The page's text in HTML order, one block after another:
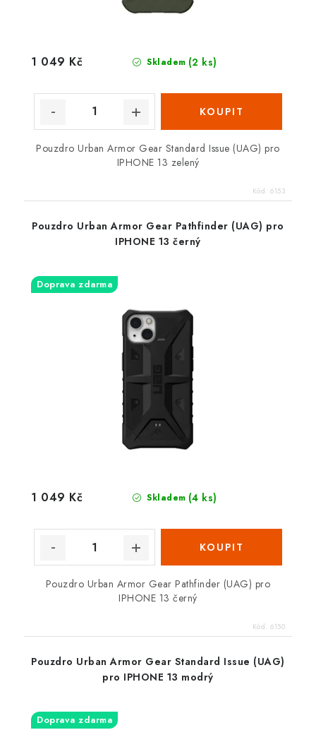
Skladem (2 ks)
1 049 Kč
Pouzdro Urban Armor Gear Standard Issue (UAG) pro
IPHONE 13 zelený
Kód: 6153
Pouzdro Urban Armor Gear Pathfinder (UAG) pro
IPHONE 13 černý
Doprava zdarma
Skladem (4 ks)
1 049 Kč
Pouzdro Urban Armor Gear Pathfinder (UAG) pro
IPHONE 13 černý
Kód: 6150
Pouzdro Urban Armor Gear Standard Issue (UAG)
pro IPHONE 13 modrý
Doprava zdarma